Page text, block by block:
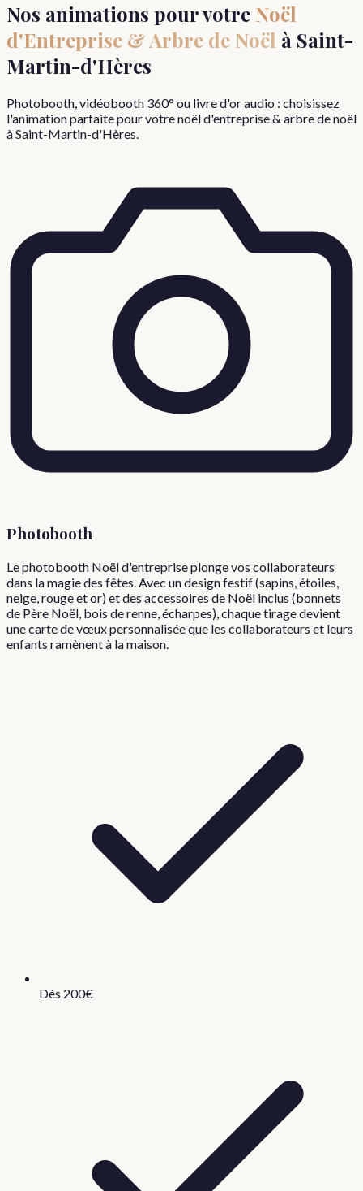
Nos animations pour votre Noël
d'Entreprise & Arbre de Noël à Saint-
Martin-d'Hères
Photobooth, vidéobooth 360° ou livre d'or audio : choisissez
l'animation parfaite pour votrenoël d'entreprise & arbre de noël
àSaint-Martin-d'Hères.
Photobooth
Le photobooth Noël d'entreprise plonge vos collaborateurs
dans la magie des fêtes. Avec un design festif (sapins, étoiles,
neige, rouge et or) et des accessoires de Noël inclus (bonnets
de Père Noël, bois de renne, écharpes), chaque tirage devient
une carte de vœux personnalisée que les collaborateurs et leurs
enfants ramènent à la maison.
Dès 200€